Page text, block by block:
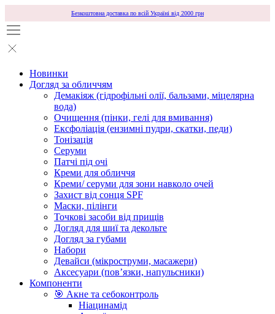
Безкоштовна доставка по всій Україні від 2000 грн
Новинки
Догляд за обличчям
Демакіяж (гідрофільні олії, бальзами, міцелярна
вода)
Очищення (пінки, гелі для вмивання)
Ексфоліація (ензимні пудри, скатки, педи)
Тонізація
Серуми
Патчі під очі
Креми для обличчя
Креми/ серуми для зони навколо очей
Захист від сонця SPF
Маски, пілінги
Точкові засоби від прищів
Догляд для шиї та декольте
Догляд за губами
Набори
Девайси (мікроструми, масажери)
Аксесуари (повʼязки, напульсники)
Компоненти
🎯 Акне та себоконтроль
Ніацинамід